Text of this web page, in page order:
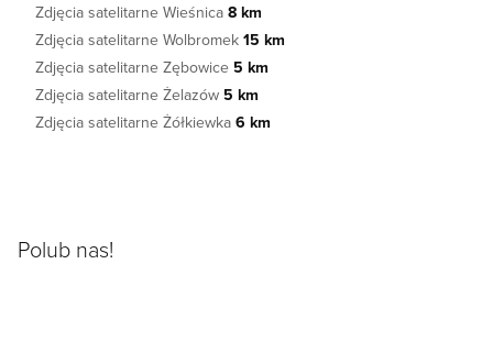
Zdjęcia satelitarne Wieśnica 8 km
Zdjęcia satelitarne Wolbromek 15 km
Zdjęcia satelitarne Zębowice 5 km
Zdjęcia satelitarne Żelazów 5 km
Zdjęcia satelitarne Żółkiewka 6 km
Polub nas!